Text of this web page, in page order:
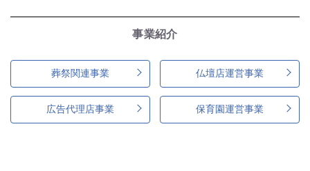
事業紹介
葬祭関連事業 仏壇店運営事業
広告代理店事業 保育園運営事業